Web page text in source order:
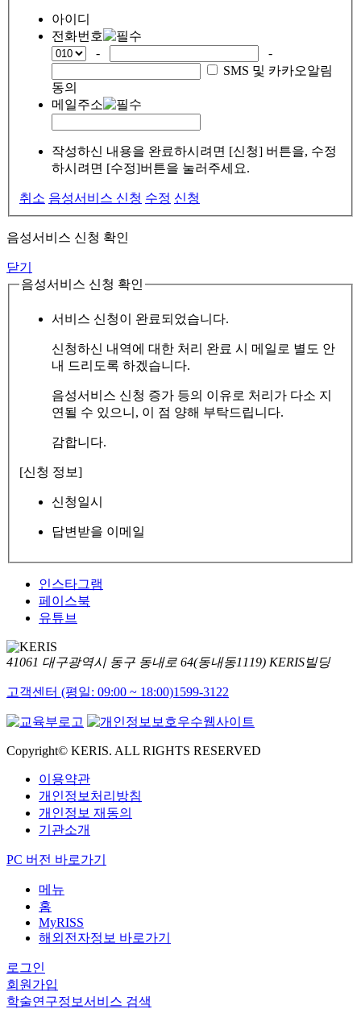
아이디
전화번호
-
-
SMS 및 카카오알림
동의
메일주소
작성하신 내용을 완료하시려면 [신청] 버튼을, 수정
하시려면 [수정]버튼을 눌러주세요.
취소 음성서비스 신청 수정 신청
음성서비스 신청 확인
닫기
음성서비스 신청 확인
서비스 신청이 완료되었습니다.
신청하신 내역에 대한 처리 완료 시 메일로 별도 안
내 드리도록 하겠습니다.
음성서비스 신청 증가 등의 이유로 처리가 다소 지
연될 수 있으니, 이 점 양해 부탁드립니다.
감합니다.
[신청 정보]
신청일시
답변받을 이메일
인스타그램
페이스북
유튜브
41061 대구광역시 동구 동내로 64(동내동1119) KERIS빌딩
고객센터 (평일: 09:00 ~ 18:00)1599-3122
Copyright© KERIS. ALL RIGHTS RESERVED
이용약관
개인정보처리방침
개인정보 재동의
기관소개
PC 버전 바로가기
메뉴
홈
MyRISS
해외전자정보 바로가기
로그인
회원가입
학술연구정보서비스 검색